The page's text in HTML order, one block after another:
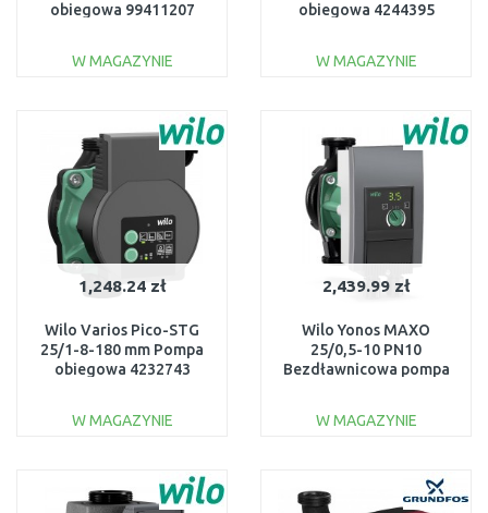
obiegowa 99411207
W MAGAZYNIE
Do porównania
obiegowa 4244395
W MAGAZYNIE
Do porównania
1,248.24 zł
Wilo Varios Pico-STG
25/1-8-180 mm Pompa
obiegowa 4232743
W MAGAZYNIE
Do porównania
2,439.99 zł
Wilo Yonos MAXO
25/0,5-10 PN10
Bezdławnicowa pompa
W MAGAZYNIE